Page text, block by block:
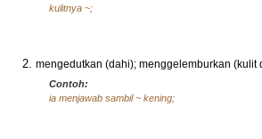
kulitnya ~;
mengedutkan (dahi); menggelemburkan (kulit
Contoh:
ia menjawab sambil ~ kening;